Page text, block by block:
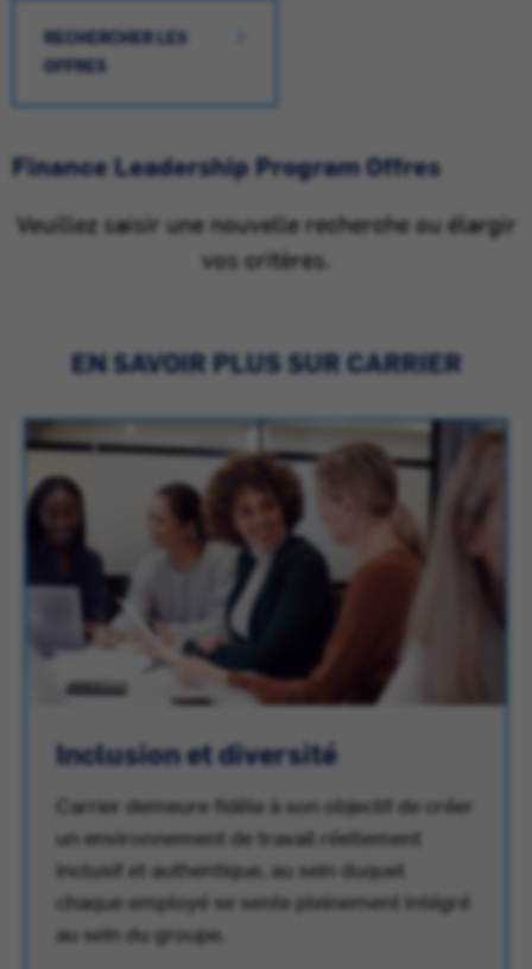
RECHERCHER LES
OFFRES
Finance Leadership Program Offres
Veuillez saisir une nouvelle recherche ou élargir
vos critères.
EN SAVOIR PLUS SUR CARRIER
Inclusion et diversité
Carrier demeure fidèle à son objectif de créer
un environnement de travail réellement
inclusif et authentique, au sein duquel
chaque employé se sente pleinement intégré
au sein du groupe.